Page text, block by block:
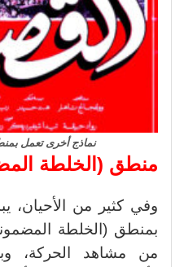
نماذج أخرى تعمل
منطق (الخلطة
وفي كثير من الأحيان،
بمنطق (الخلطة
من مشاهد الحركة،